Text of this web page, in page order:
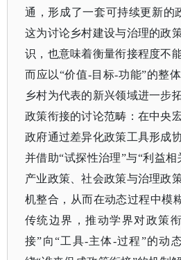
通，形成了一套可持续更新的
这为讨论乡村建设与治理的政
识，也意味着衡量衔接程度不
而应以“价值-目标-功能”的整
乡村为代表的新兴领域进一步
政策衔接的讨论范畴：在中央
政府通过差异化政策工具形成
并借助“试探性治理”与“利益
产业政策、社会政策与治理政
机整合，从而在动态过程中模
传统边界，推动学界对政策
接”向“工具-主体-过程”的动